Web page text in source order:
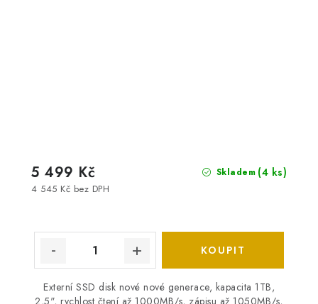
Skladem (4 ks)
4 545 Kč bez DPH
5 499 Kč
Externí SSD disk nové nové generace, kapacita 1TB,